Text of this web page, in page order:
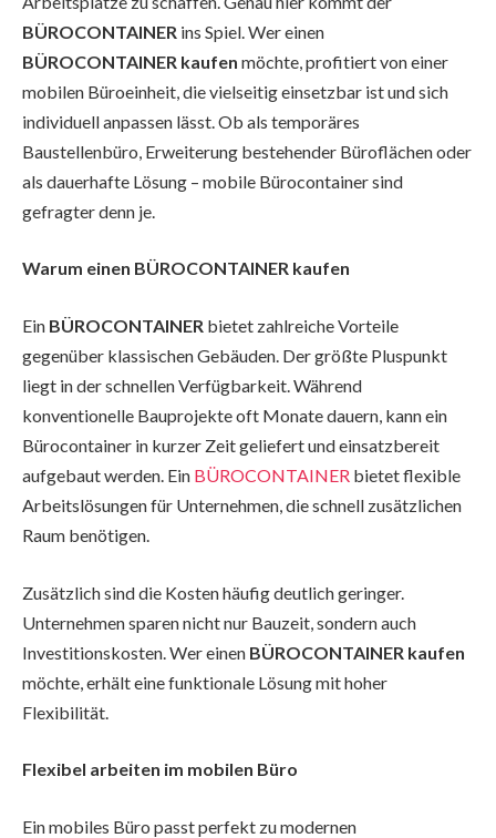
BÜROCONTAINER ins Spiel. Wer einen
BÜROCONTAINER kaufen möchte, profitiert von einer
mobilen Büroeinheit, die vielseitig einsetzbar ist und sich
individuell anpassen lässt. Ob als temporäres
Baustellenbüro, Erweiterung bestehender Büroflächen oder
als dauerhafte Lösung – mobile Bürocontainer sind
gefragter denn je.
Warum einen BÜROCONTAINER kaufen
Ein BÜROCONTAINER bietet zahlreiche Vorteile
gegenüber klassischen Gebäuden. Der größte Pluspunkt
liegt in der schnellen Verfügbarkeit. Während
konventionelle Bauprojekte oft Monate dauern, kann ein
Bürocontainer in kurzer Zeit geliefert und einsatzbereit
aufgebaut werden. Ein BÜROCONTAINER bietet flexible
Arbeitslösungen für Unternehmen, die schnell zusätzlichen
Raum benötigen.
Zusätzlich sind die Kosten häufig deutlich geringer.
Unternehmen sparen nicht nur Bauzeit, sondern auch
Investitionskosten. Wer einen BÜROCONTAINER kaufen
möchte, erhält eine funktionale Lösung mit hoher
Flexibilität.
Flexibel arbeiten im mobilen Büro
Ein mobiles Büro passt perfekt zu modernen